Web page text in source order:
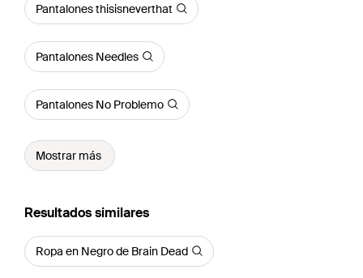
Pantalones thisisneverthat
Pantalones Needles
Pantalones No Problemo
Mostrar más
Resultados similares
Ropa en Negro de Brain Dead